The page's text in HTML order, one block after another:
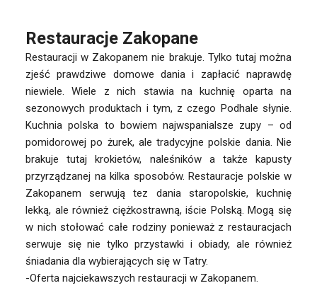
Restauracje Zakopane
Restauracji w Zakopanem nie brakuje. Tylko tutaj można
zjeść prawdziwe domowe dania i zapłacić naprawdę
niewiele. Wiele z nich stawia na kuchnię oparta na
sezonowych produktach i tym, z czego Podhale słynie.
Kuchnia polska to bowiem najwspanialsze zupy – od
pomidorowej po żurek, ale tradycyjne polskie dania. Nie
brakuje tutaj krokietów, naleśników a także kapusty
przyrządzanej na kilka sposobów. Restauracje polskie w
Zakopanem serwują tez dania staropolskie, kuchnię
lekką, ale również ciężkostrawną, iście Polską. Mogą się
w nich stołować całe rodziny ponieważ z restauracjach
serwuje się nie tylko przystawki i obiady, ale również
śniadania dla wybierających się w Tatry.
-Oferta najciekawszych restauracji w Zakopanem.